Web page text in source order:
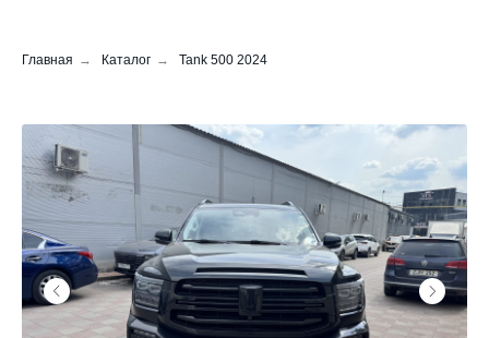
Главная → Каталог → Tank 500 2024